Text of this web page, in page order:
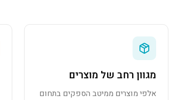
מגוון רחב של מוצרים
אלפי מוצרים ממיטב הספקים בתחום